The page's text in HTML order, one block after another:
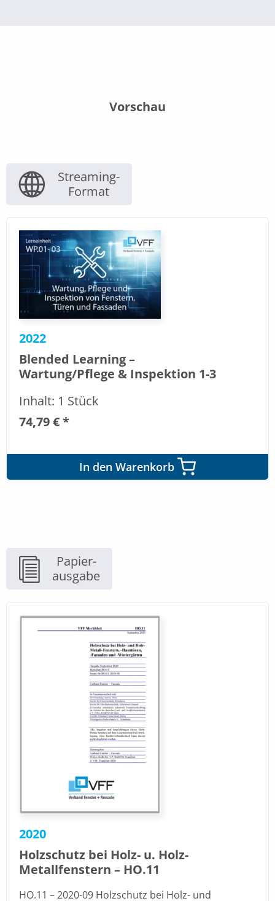
Vorschau
Streaming-
Format
2022
Blended Learning –
Wartung/Pflege & Inspektion 1-3
Inhalt: 1 Stück
74,79 € *
In den Warenkorb
Papier-
ausgabe
2020
Holzschutz bei Holz- u. Holz-
Metallfenstern – HO.11
HO.11 – 2020-09 Holzschutz bei Holz- und